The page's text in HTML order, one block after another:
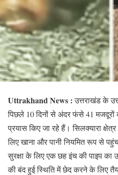
Uttrakhand News :उत्तराखंड के
पिछले 10 दिनों से अंदर फंसे 41 मजदूरों
प्रयास किए जा रहे हैं। सिलक्यारा
लिए खाना और पानी नियमित रूप से
सुरक्षा के लिए एक छह इंच की पाइप का
की बंद हुई स्थिति में छेद करने के लिए